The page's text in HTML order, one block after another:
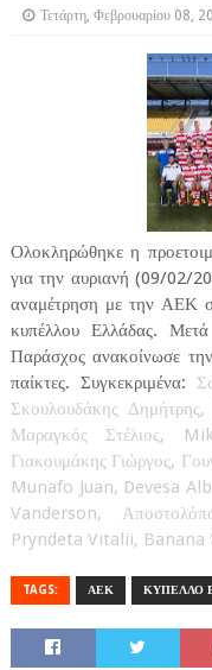
Τετάρτη, Φεβρουαρίου 08,
Ολοκληρώθηκε η
για την αυριανή (09/02/
αναμέτρηση με την ΑΕΚ
κυπέλλου Ελλάδας.
Παράσχος ανακοίνωσε
παίκτες. Συγκεκριμένα:
Σκουλουδάκης
Μαραγκός Στέλιος,
Γιακουμάκης Γιώργος,
Munafo Juan, Devesa
Vanderson,
Pryndeta Vitalii, Banana
TAGS: ΑΕΚ ΚΥΠΕΛΛΟ